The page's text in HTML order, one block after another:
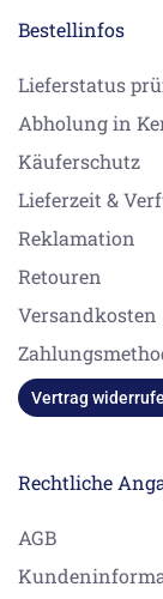
Bestellinfos
Lieferstatus
Abholung in
Käuferschutz
Lieferzeit &
Reklamation
Retouren
Versandkosten
Vertrag
Rechtliche
AGB